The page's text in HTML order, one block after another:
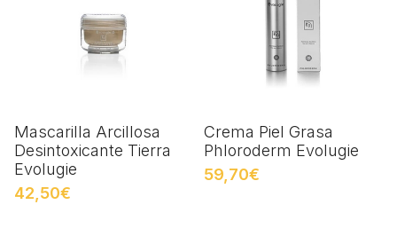
Mascarilla Arcillosa
Desintoxicante Tierra
Evolugie
42,50€
Crema Piel Grasa
Phloroderm Evolugie
59,70€